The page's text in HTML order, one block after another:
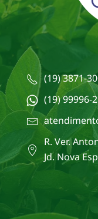
(19) 3871-
(19) 99996-
R. Ver.
Jd. Nova